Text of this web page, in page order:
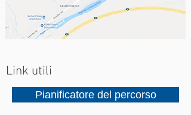
Link utili
Pianificatore del percorso